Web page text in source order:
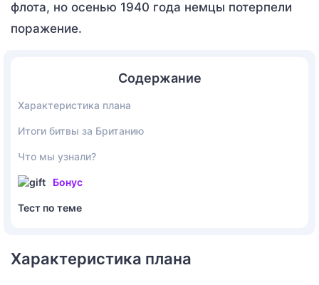
флота, но осенью 1940 года немцы потерпели
поражение.
Содержание
Характеристика плана
Итоги битвы за Британию
Что мы узнали?
Бонус
Тест по теме
Характеристика плана